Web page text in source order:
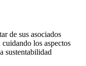
de sus asociados
los aspectos
sustentabilidad